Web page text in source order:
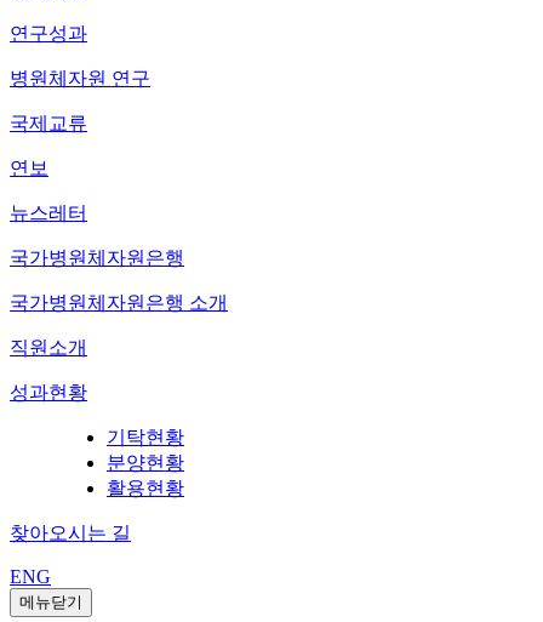
연구성과
병원체자원 연구
국제교류
연보
뉴스레터
국가병원체자원은행
국가병원체자원은행 소개
직원소개
성과현황
기탁현황
분양현황
활용현황
찾아오시는 길
ENG
메뉴닫기